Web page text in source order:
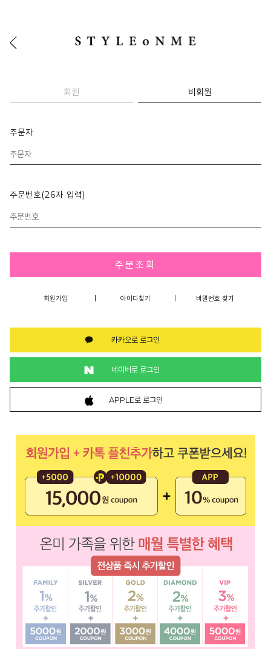
회원 비회원
주문자
주문번호(26자 입력)
주문조회
회원가입 아이디찾기 비밀번호 찾기
카카오로 로그인
네이버로 로그인
APPLE로 로그인